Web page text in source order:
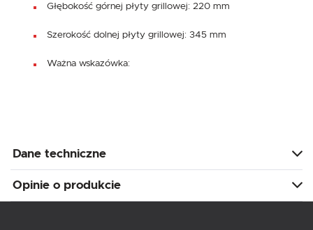
Głębokość górnej płyty grillowej: 220 mm
Szerokość dolnej płyty grillowej: 345 mm
Ważna wskazówka:
Dane techniczne
Opinie o produkcie